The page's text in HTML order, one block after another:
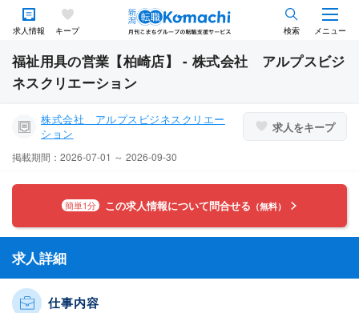
求人情報 キープ 検索 メニュー
福祉用具の営業【柏崎店】 - 株式会社 アルプスビジ
ネスクリエーション
株式会社 アルプスビジネスクリエー
ション
求人をキープ
掲載期間：2026-07-01 ～ 2026-09-30
簡単1分 この求人情報について問合せる （無料）
求人詳細
仕事内容